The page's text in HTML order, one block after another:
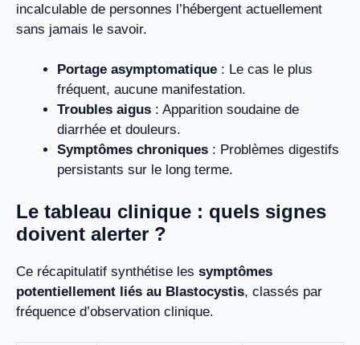
incalculable de personnes l’hébergent actuellement
sans jamais le savoir.
Portage asymptomatique : Le cas le plus
fréquent, aucune manifestation.
Troubles aigus : Apparition soudaine de
diarrhée et douleurs.
Symptômes chroniques : Problèmes digestifs
persistants sur le long terme.
Le tableau clinique : quels signes
doivent alerter ?
Ce récapitulatif synthétise les symptômes
potentiellement liés au Blastocystis, classés par
fréquence d’observation clinique.